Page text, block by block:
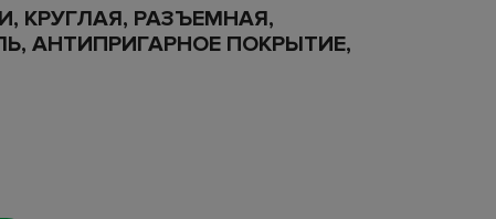
КРУГЛАЯ, РАЗЪЕМНАЯ,
АНТИПРИГАРНОЕ ПОКРЫТИЕ,